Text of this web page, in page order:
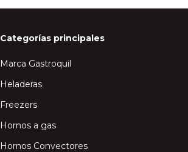
Categorías principales
Marca Gastroquil
Heladeras
Freezers
Hornos a gas
Hornos Convectores